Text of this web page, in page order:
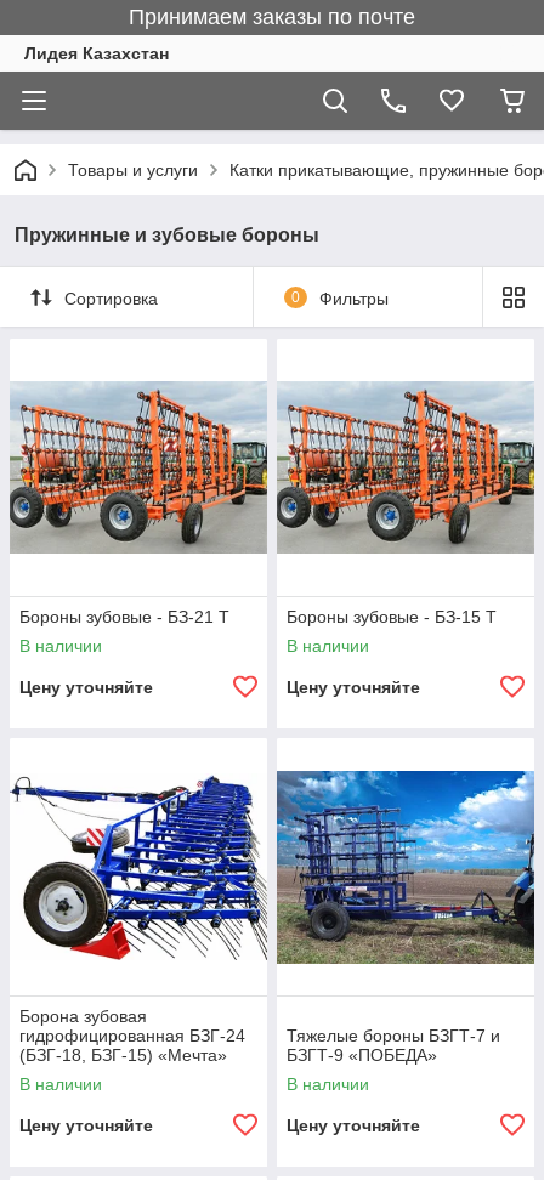
Принимаем заказы по почте
Лидея Казахстан
Товары и услуги Катки прикатывающие, пружинные
Пружинные и зубовые бороны
Сортировка 0 Фильтры
Бороны зубовые - БЗ-21 Т
В наличии
Цену уточняйте
Бороны зубовые - БЗ-15 Т
В наличии
Цену уточняйте
Борона зубовая
гидрофицированная БЗГ-24
(БЗГ-18, БЗГ-15) «Мечта»
В наличии
Цену уточняйте
Тяжелые бороны БЗГТ-7 и
БЗГТ-9 «ПОБЕДА»
В наличии
Цену уточняйте